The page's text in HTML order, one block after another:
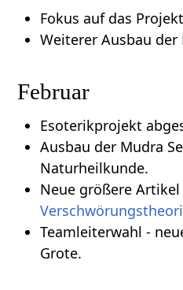
Fokus auf das
Weiterer Ausbau der
Februar
Esoterikprojekt
Ausbau der Mudra
Naturheilkunde.
Neue größere Artikel
Teamleiterwahl -
Grote.